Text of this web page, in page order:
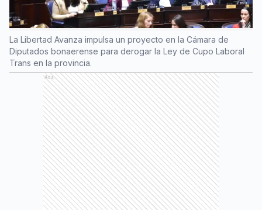
La Libertad Avanza impulsa un proyecto en la Cámara de
Diputados bonaerense para derogar la Ley de Cupo Laboral
Trans en la provincia.
Ads